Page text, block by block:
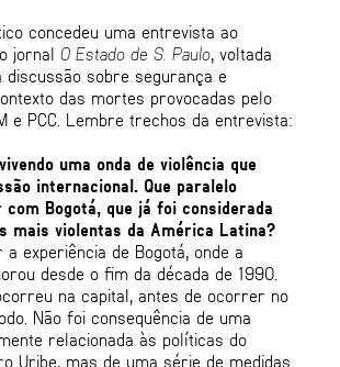
concedeu uma entrevista ao
jornal O Estado de S. Paulo, voltada
discussão sobre segurança e
das mortes provocadas pelo
e PCC. Lembre trechos da entrevista:
uma onda de violência que
internacional. Que paralelo
Bogotá, que já foi considerada
mais violentas da América Latina?
experiência de Bogotá, onde a
desde o fim da década de 1990.
na capital, antes de ocorrer no
Não foi consequência de uma
relacionada às políticas do
Uribe, mas de uma série de medidas